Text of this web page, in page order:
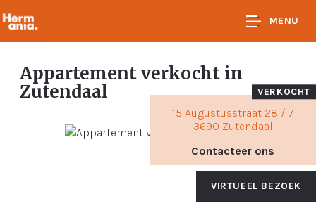
MENU
Appartement verkocht in
Zutendaal
15 Augustusstraat 28 / 7
3690 Zutendaal
Contacteer ons
VERKOCHT
VIRTUEEL BEZOEK